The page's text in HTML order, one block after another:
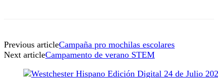
Previous articleCampaña pro mochilas escolares
Next articleCampamento de verano STEM